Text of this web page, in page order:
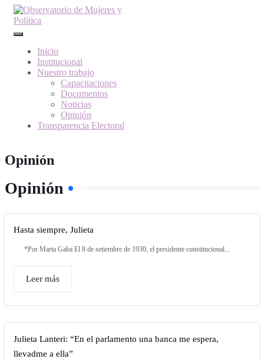
Inicio
Institucional
Nuestro trabajo
Capacitaciones
Documentos
Noticias
Opinión
Transparencia Electoral
Opinión
Opinión
Hasta siempre, Julieta
*Por Marta Gaba El 8 de setiembre de 1930, el presidente constitucional...
Leer más
Julieta Lanteri: “En el parlamento una banca me espera,
llevadme a ella”